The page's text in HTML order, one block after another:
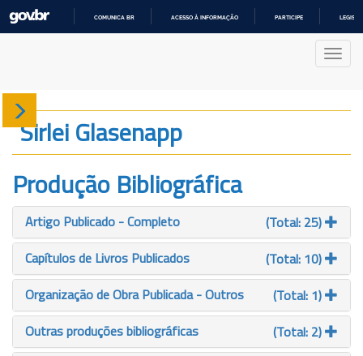
COMUNICA BR ACESSO À INFORMAÇÃO PARTICIPE
Sobre
Produção
Projetos
Gráficos
Sirlei Glasenapp
Produção Bibliográfica
Artigo Publicado - Completo
(Total: 25)
Capítulos de Livros Publicados
(Total: 10)
Organização de Obra Publicada - Outros
(Total: 1)
Outras produções bibliográficas
(Total: 2)